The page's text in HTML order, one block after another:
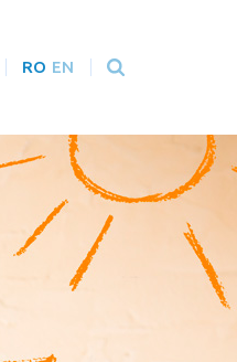
RO EN